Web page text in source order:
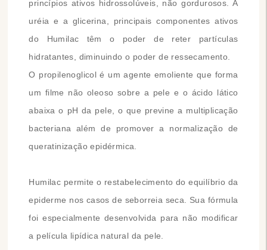
princípios ativos hidrossolúveis, não gordurosos. A
uréia e a glicerina, principais componentes ativos
do Humilac têm o poder de reter partículas
hidratantes, diminuindo o poder de ressecamento.
O propilenoglicol é um agente emoliente que forma
um filme não oleoso sobre a pele e o ácido lático
abaixa o pH da pele, o que previne a multiplicação
bacteriana além de promover a normalização de
queratinização epidérmica.
Humilac permite o restabelecimento do equilíbrio da
epiderme nos casos de seborreia seca. Sua fórmula
foi especialmente desenvolvida para não modificar
a película lipídica natural da pele.